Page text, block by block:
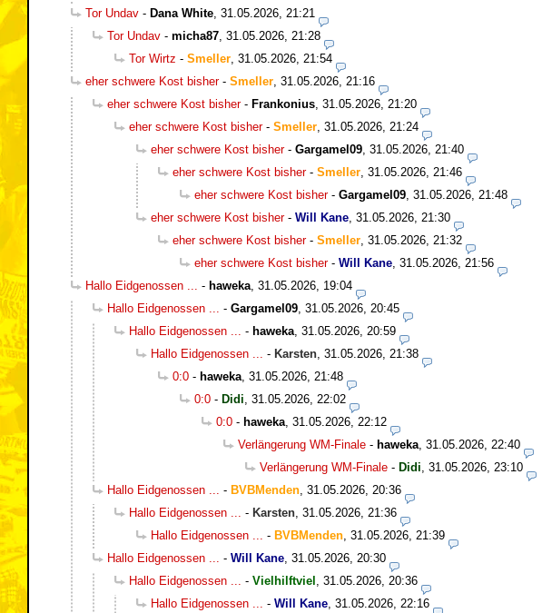
Tor Undav - Dana White 31.05.2026, 21:21
Tor Undav - micha87 31.05.2026, 21:28
Tor Wirtz - Smeller 31.05.2026, 21:54
eher schwere Kost bisher- Smeller 31.05.2026, 21:16
eher schwere Kost bisher- Frankonius 31.05.2026, 21:20
eher schwere Kost bisher- Smeller 31.05.2026, 21:24
eher schwere Kost bisher- Gargamel09 31.05.2026, 21:40
eher schwere Kost bisher- Smeller 31.05.2026, 21:46
eher schwere Kost bisher- Gargamel09 31.05.2026, 21:48
eher schwere Kost bisher- Will Kane 31.05.2026, 21:30
eher schwere Kost bisher- Smeller 31.05.2026, 21:32
eher schwere Kost bisher- Will Kane 31.05.2026, 21:56
Hallo Eidgenossen ...
- haweka 31.05.2026, 19:04
Hallo Eidgenossen ...
- Gargamel09 31.05.2026, 20:45
Hallo Eidgenossen ...
- haweka 31.05.2026, 20:59
Hallo Eidgenossen ...
- Karsten 31.05.2026, 21:38
0:0 - haweka 31.05.2026, 21:48
0:0 - Didi 31.05.2026, 22:02
0:0 - haweka 31.05.2026, 22:12
Verlängerung WM-Finale - haweka 31.05.2026, 22:40
Verlängerung WM-Finale - Didi 31.05.2026, 23:10
Hallo Eidgenossen ...
- BVBMenden 31.05.2026, 20:36
Hallo Eidgenossen ...
- Karsten 31.05.2026, 21:36
Hallo Eidgenossen ...
- BVBMenden 31.05.2026, 21:39
Hallo Eidgenossen ...
- Will Kane 31.05.2026, 20:30
Hallo Eidgenossen ...
- Vielhilftviel 31.05.2026, 20:36
Hallo Eidgenossen ...
- Will Kane 31.05.2026, 22:16